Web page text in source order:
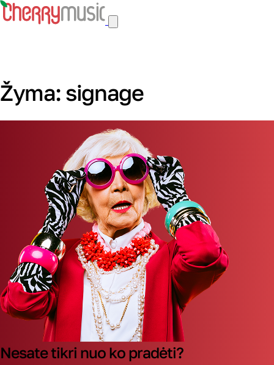
Žyma: signage
Nesate tikri nuo ko pradėti?